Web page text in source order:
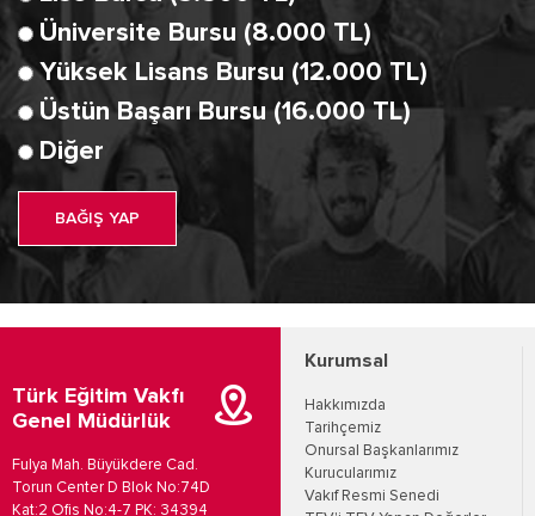
Üniversite Bursu (8.000 TL)
Yüksek Lisans Bursu (12.000 TL)
Üstün Başarı Bursu (16.000 TL)
Diğer
BAĞIŞ YAP
Türk Eğitim Vakfı
Genel Müdürlük
Fulya Mah. Büyükdere Cad.
Torun Center D Blok No:74D
Kat:2 Ofis No:4-7 PK: 34394
Kurumsal
Hakkımızda
Tarihçemiz
Onursal Başkanlarımız
Kurucularımız
Vakıf Resmi Senedi